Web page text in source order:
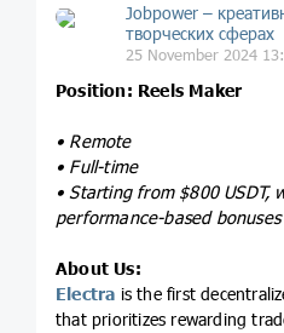
Jobpower –
творческих сферах
25 November 2024
Position: Reels Maker
• Remote
• Full-time
• Starting from $800 USDT,
performance-based bonuses
About Us:
Electra is the first
that prioritizes rewarding